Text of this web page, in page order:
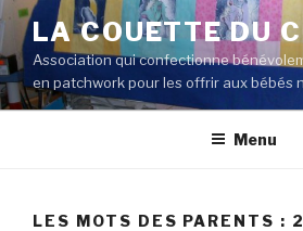
Aller
au
contenu
principal
LA COUETTE DU
Association qui confectionne
en patchwork pour les offrir aux bébés
Menu
LES MOTS DES PARENTS :